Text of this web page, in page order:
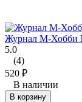
Журнал М-Хобби
5.0
(4)
520 ₽
В наличии
В корзину